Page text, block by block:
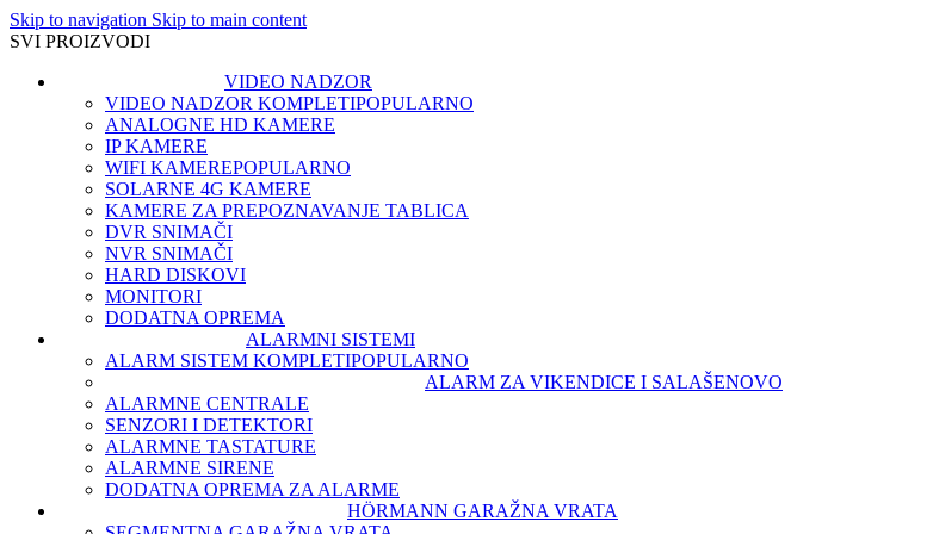
Skip to navigation Skip to main content
SVI PROIZVODI
VIDEO NADZOR
VIDEO NADZOR KOMPLETIPOPULARNO
ANALOGNE HD KAMERE
IP KAMERE
WIFI KAMEREPOPULARNO
SOLARNE 4G KAMERE
KAMERE ZA PREPOZNAVANJE TABLICA
DVR SNIMAČI
NVR SNIMAČI
HARD DISKOVI
MONITORI
DODATNA OPREMA
ALARMNI SISTEMI
ALARM SISTEM KOMPLETIPOPULARNO
ALARM ZA VIKENDICE I SALAŠENOVO
ALARMNE CENTRALE
SENZORI I DETEKTORI
ALARMNE TASTATURE
ALARMNE SIRENE
DODATNA OPREMA ZA ALARME
HÖRMANN GARAŽNA VRATA